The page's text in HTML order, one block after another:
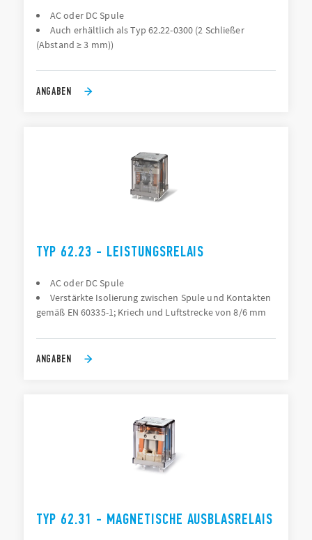
AC oder DC Spule
Auch erhältlich als Typ 62.22-0300 (2 Schließer
(Abstand ≥ 3 mm))
ANGABEN
TYP 62.23 - LEISTUNGSRELAIS
AC oder DC Spule
Verstärkte Isolierung zwischen Spule und Kontakten
gemäß EN 60335-1; Kriech und Luftstrecke von 8/6 mm
ANGABEN
TYP 62.31 - MAGNETISCHE AUSBLASRELAIS